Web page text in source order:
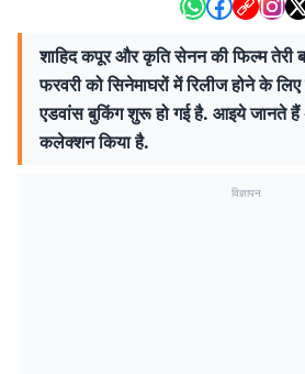
शाहिद कपूर और कृति सेनन की फिल्म तेरी
फरवरी को सिनेमाघरों में रिलीज होने के
एडवांस बुकिंग शुरू हो गई है. आइये जानते
कलेक्शन किया है.
विज्ञापन